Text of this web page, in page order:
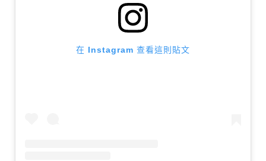
在 Instagram 查看這則貼文